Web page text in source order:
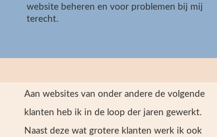
website beheren en voor problemen bij mij
terecht.
Aan websites van onder andere de volgende
klanten heb ik in de loop der jaren gewerkt.
Naast deze wat grotere klanten werk ik ook